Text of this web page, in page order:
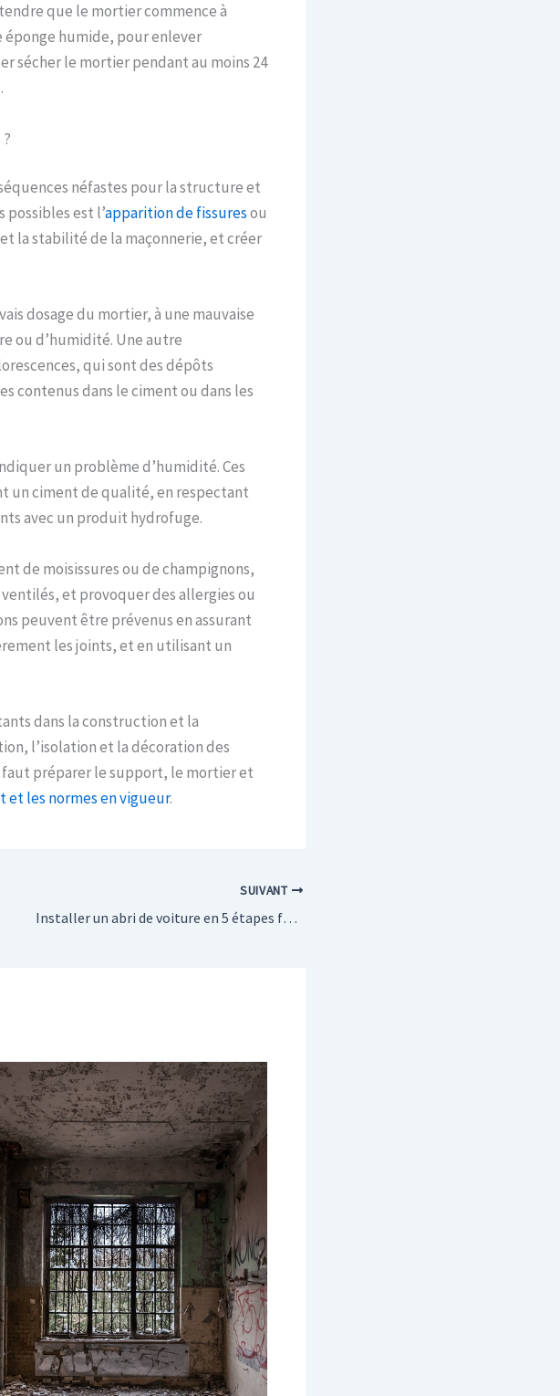
que le mortier commence à
éponge humide, pour enlever
sécher le mortier pendant au moins 24
néfastes pour la structure et
possibles est l’apparition de fissuresou
la stabilité de la maçonnerie, et créer
dosage du mortier, à une mauvaise
ou d’humidité. Une autre
qui sont des dépôts
contenus dans le ciment ou dans les
un problème d’humidité. Ces
un ciment de qualité, en respectant
avec un produit hydrofuge.
de moisissures ou de champignons,
et provoquer des allergies ou
peuvent être prévenus en assurant
les joints, et en utilisant un
dans la construction et la
l’isolation et la décoration des
préparer le support, le mortier et
et les normes en vigueur.
SUIVANT
Installer un abri de voiture en 5 étapes faciles : guide pour les débutants